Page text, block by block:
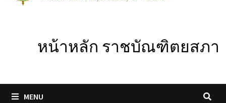
หน้าหลัก ราชบัณฑิตยสภา
MENU